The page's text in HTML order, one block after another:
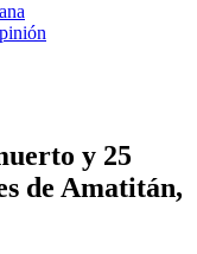
y 25
de Amatitán,